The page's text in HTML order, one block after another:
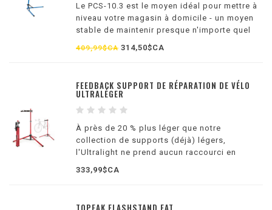
Le PCS-10.3 est le moyen idéal pour mettre à
niveau votre magasin à domicile - un moyen
stable de maintenir presque n'importe quel
vélo du sol pour les réglages, le nettoyage et
la réparation
409,99$CA 314,50$CA
FEEDBACK SUPPORT DE RÉPARATION DE VÉLO
ULTRALÉGER
À près de 20 % plus léger que notre
collection de supports (déjà) légers,
l'Ultralight ne prend aucun raccourci en
termes de performances pour atteindre son
poids total de 10,6 lb (4,8 kg).
333,99$CA
TOPEAK FLASHSTAND FAT